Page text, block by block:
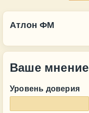
Атлон ФМ
Ваше мнение
Уровень доверия